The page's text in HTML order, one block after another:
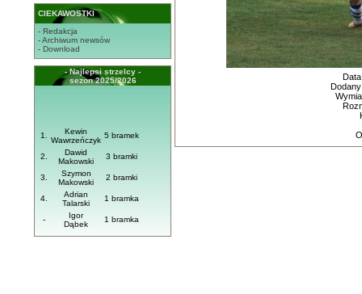
CIEKAWOSTKI
- Redakcja
- Archiwum newsów
- Download
- Najlepsi strzelcy -
sezon 2025/2026
1.
Kewin
Wawrzeńczyk
5 bramek
2.
Dawid
Makowski
3 bramki
3.
Szymon
Makowski
2 bramki
4.
Adrian
Talarski
1 bramka
-
Igor
Dąbek
1 bramka